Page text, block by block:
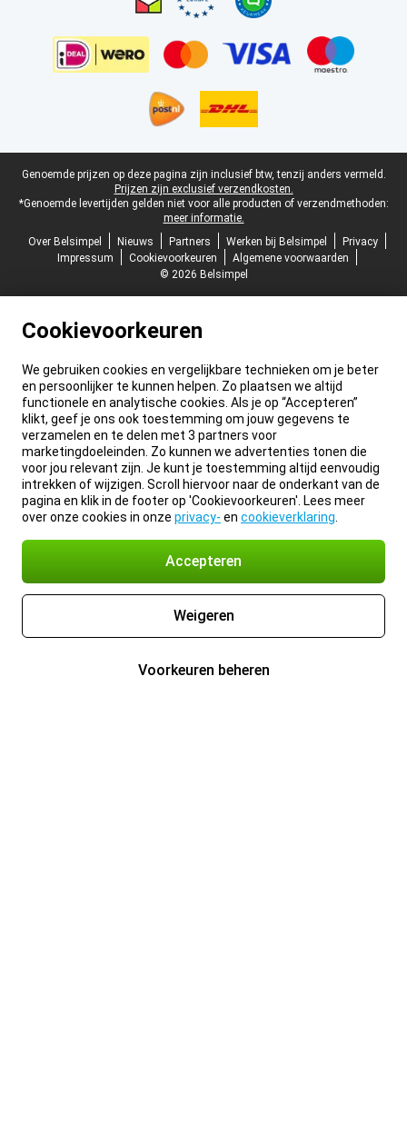
Juridische voettekst
Genoemde prijzen op deze pagina zijn inclusief btw, tenzij anders vermeld.
Prijzen zijn exclusief verzendkosten.
*Genoemde levertijden gelden niet voor alle producten of verzendmethoden:
meer informatie.
Over Belsimpel
Nieuws Partners Werken bij Belsimpel
Privacy
Impressum
Cookievoorkeuren
Algemene voorwaarden
© 2026 Belsimpel
Cookievoorkeuren
We gebruiken cookies en vergelijkbare technieken om je beter
en persoonlijker te kunnen helpen. Zo plaatsen we altijd
functionele en analytische cookies. Als je op “Accepteren”
klikt, geef je ons ook toestemming om jouw gegevens te
verzamelen en te delen met 3 partners voor
marketingdoeleinden. Zo kunnen we advertenties tonen die
voor jou relevant zijn. Je kunt je toestemming altijd eenvoudig
intrekken of wijzigen. Scroll hiervoor naar de onderkant van de
pagina en klik in de footer op 'Cookievoorkeuren'. Lees meer
over onze cookies in onze privacy- en cookieverklaring
Accepteren
Weigeren
Voorkeuren beheren